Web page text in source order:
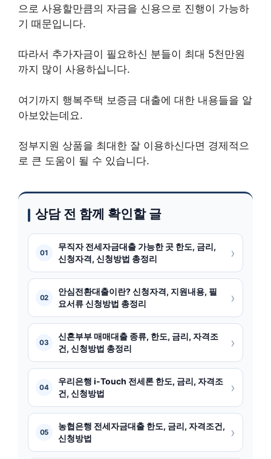
으로 사용할만큼의 자금을 신용으로 진행이 가능하
기 때문입니다.
따라서 추가자금이 필요하신 분들이 최대 5천만원
까지 많이 사용하십니다.
여기까지 행복주택 보증금 대출에 대한 내용들을 알
아보았는데요.
정부지원 상품을 최대한 잘 이용하신다면 경제적으
로 큰 도움이 될 수 있습니다.
상담 전 함께 확인할 글
01
무직자 전세자금대출 가능한 곳 한도, 금리,
신청자격, 신청방법 총정리
›
02
안심전환대출이란? 신청자격, 지원내용, 필
요서류 신청방법 총정리
›
03
신혼부부 매매대출 종류, 한도, 금리, 자격조
건, 신청방법 총정리
›
04
우리은행 i-Touch 전세론 한도, 금리, 자격조
건, 신청방법
›
05
농협은행 전세자금대출 한도, 금리, 자격조건,
신청방법
›